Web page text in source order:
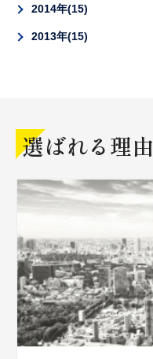
2014年 15
2013年 15
選ばれる理由